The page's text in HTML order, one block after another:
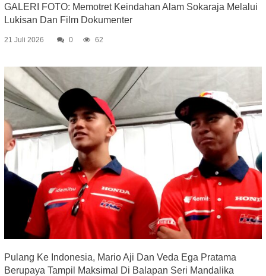
GALERI FOTO: Memotret Keindahan Alam Sokaraja Melalui
Lukisan Dan Film Dokumenter
21 Juli 2026 0 62
Pulang Ke Indonesia, Mario Aji Dan Veda Ega Pratama
Berupaya Tampil Maksimal Di Balapan Seri Mandalika